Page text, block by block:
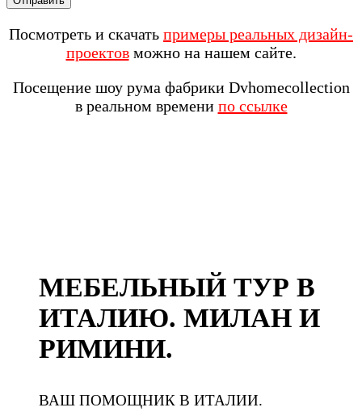
Посмотреть и скачать примеры реальных дизайн-
проектовможно на нашем сайте.
Посещение шоу рума фабрики Dvhomecollection
в реальном времени по ссылке
МЕБЕЛЬНЫЙ ТУР В
ИТАЛИЮ. МИЛАН И
РИМИНИ.
ВАШ ПОМОЩНИК В ИТАЛИИ.